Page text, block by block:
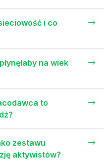
i co
na wiek
to
zestawu
aktywistów?